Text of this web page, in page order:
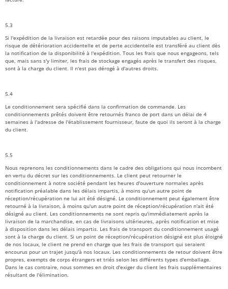
5.3
Si l'expédition de la livraison est retardée pour des raisons imputables au client, le
risque de détérioration accidentelle et de perte accidentelle est transféré au client dès
la notification de la disponibilité à l'expédition. Tous les frais que nous engageons, tels
que, mais sans s'y limiter, les frais de stockage engagés après le transfert des risques,
sont à la charge du client. Il n'est pas dérogé à d'autres droits.
5.4
Le conditionnement sera spécifié dans la confirmation de commande. Les
conditionnements prêtés doivent être retournés franco de port dans un délai de 4
semaines à l'adresse de l'établissement fournisseur, faute de quoi ils seront à la charge
du client.
5.5
Nous reprenons les conditionnements dans le cadre des obligations qui nous incombent
en vertu du décret sur les conditionnements. Le client peut retourner le
conditionnement à notre société pendant les heures d'ouverture normales après
notification préalable dans les délais impartis, à moins qu'un autre point de
réception/récupération ne lui ait été désigné. Le conditionnement peut également être
retourné à la livraison, à moins qu'un autre point de réception/récupération n'ait été
désigné au client. Les conditionnements ne sont repris qu'immédiatement après la
livraison de la marchandise, en cas de livraisons ultérieures, après notification et mise
à disposition dans les délais impartis. Les frais de transport du conditionnement usagé
sont à la charge du client. Si un point de réception/récupération désigné est plus éloigné
de nos locaux, le client ne prend en charge que les frais de transport qui seraient
encourus pour un trajet jusqu'à nos locaux. Les conditionnements de retour doivent être
propres, exempts de corps étrangers et triés selon les différents types d'emballage.
Dans le cas contraire, nous sommes en droit d'exiger du client les frais supplémentaires
résultant de l'élimination.